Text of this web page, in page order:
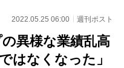
2022.05.25 06:00 週刊ポスト
異様な業績乱高
はなくなった」